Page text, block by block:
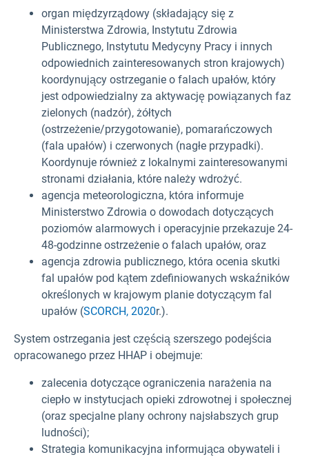
organ międzyrządowy (składający się z
Ministerstwa Zdrowia, Instytutu Zdrowia
Publicznego, Instytutu Medycyny Pracy i innych
odpowiednich zainteresowanych stron krajowych)
koordynujący ostrzeganie o falach upałów, który
jest odpowiedzialny za aktywację powiązanych faz
zielonych (nadzór), żółtych
(ostrzeżenie/przygotowanie), pomarańczowych
(fala upałów) i czerwonych (nagłe przypadki).
Koordynuje również z lokalnymi zainteresowanymi
stronami działania, które należy wdrożyć.
agencja meteorologiczna, która informuje
Ministerstwo Zdrowia o dowodach dotyczących
poziomów alarmowych i operacyjnie przekazuje 24-
48-godzinne ostrzeżenie o falach upałów, oraz
agencja zdrowia publicznego, która ocenia skutki
fal upałów pod kątem zdefiniowanych wskaźników
określonych w krajowym planie dotyczącym fal
upałów (SCORCH, 2020r.).
System ostrzegania jest częścią szerszego podejścia
opracowanego przez HHAP i obejmuje:
zalecenia dotyczące ograniczenia narażenia na
ciepło w instytucjach opieki zdrowotnej i społecznej
(oraz specjalne plany ochrony najsłabszych grup
ludności);
Strategia komunikacyjna informująca obywateli i